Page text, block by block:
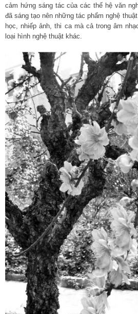
cảm hứng sáng tác của các thế hệ văn
đã sáng tạo nên những tác phẩm nghệ
học, nhiếp ảnh, thi ca mà cả trong âm
loại hình nghệ thuật khác.